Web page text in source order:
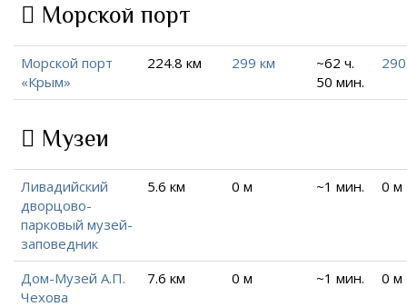
Морской порт
Морской порт
«Крым»
224.8 км 299 км
~62 ч.
50 мин.
Музеи
Ливадийский
дворцово-
парковый музей-
заповедник
5.6 км 0 м ~1 мин. 0 м
Дом-Музей А.П.
Чехова
7.6 км 0 м ~1 мин. 0 м